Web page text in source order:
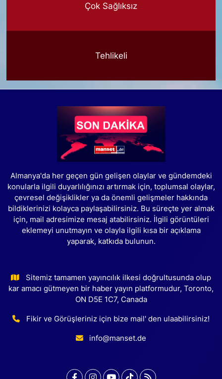
Çok Sağlıksız
Tehlikeli
Almanya'da her geçen gün gelişen olaylar ve gündemdeki
konularla ilgili duyarlılığınızı artırmak için, toplumsal olaylar,
çevresel değişiklikler ya da önemli gelişmeler hakkında
bildiklerinizi kolayca paylaşabilirsiniz. Bu süreçte yer almak
için, mail adresimize mesaj atabilirsiniz. İlgili görüntüleri
eklemeyi unutmayın ve olayla ilgili kısa bir açıklama
yaparak, katkıda bulunun.
Sitemiz tamamen yayıncılık ilkesi doğrultusunda olup
kar amacı gütmeyen bir haber yayın platformudur, Toronto,
ON D5E 1C7, Canada
Fikir ve Görüşleriniz için bize mail' den ulaabilirsiniz!
info@manset.de